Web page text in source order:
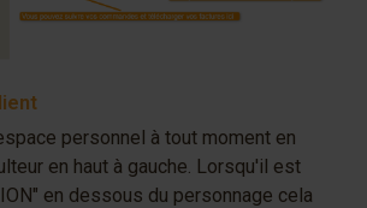
personnel à tout moment en
en haut à gauche. Lorsqu'il est
en dessous du personnage cela